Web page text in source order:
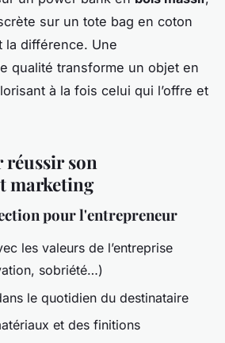
sur un tote bag en coton
la différence. Une
qualité transforme un objet en
à la fois celui qui l’offre et
réussir son
marketing
pour l'entrepreneur
les valeurs de l’entreprise
sobriété…)
le quotidien du destinataire
et des finitions